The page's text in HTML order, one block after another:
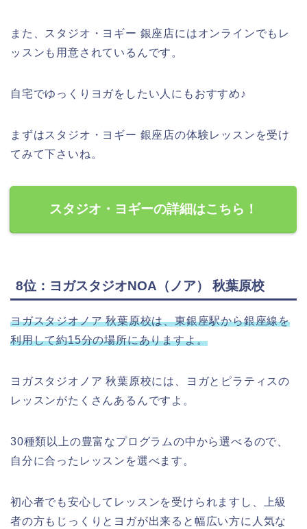
また、スタジオ・ヨギー 銀座店にはオンラインでもレ
ッスンも用意されているんです。
自宅でゆっくりヨガをしたい人にもおすすめ♪
まずはスタジオ・ヨギー 銀座店の体験レッスンを受け
てみて下さいね。
スタジオ・ヨギーの詳細はこちら！
8位：ヨガスタジオNOA（ノア） 秋葉原校
ヨガスタジオノア 秋葉原校は、東銀座駅から銀座線を
利用して約15分の場所にありますよ。
ヨガスタジオノア 秋葉原校には、ヨガとピラティスの
レッスンがたくさんあるんですよ。
30種類以上の豊富なプログラムの中から選べるので、
自分に合ったレッスンを選べます。
初心者でも安心してレッスンを受けられますし、上級
者の方もじっくりとヨガが出来ると幅広い方に人気な